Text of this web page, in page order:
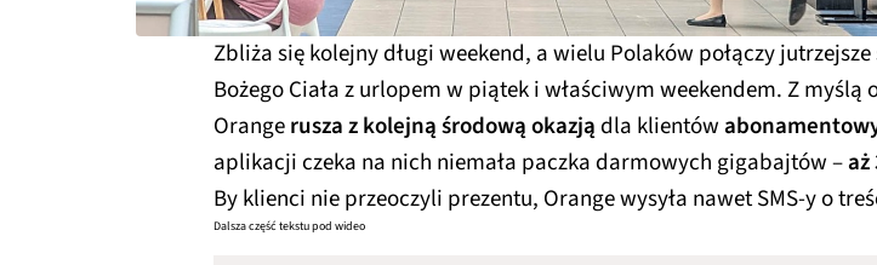
Zbliża się kolejny długi weekend, a wielu Polaków połączy
Bożego Ciała z urlopem w piątek i właściwym weekendem. Z myślą
Orangerusza z kolejną środową okazją dla klientów
aplikacji czeka na nich niemała paczka darmowych gigabajtów –aż
By klienci nie przeoczyli prezentu, Orange wysyła nawet SMS-y o
Dalsza część tekstu pod wideo